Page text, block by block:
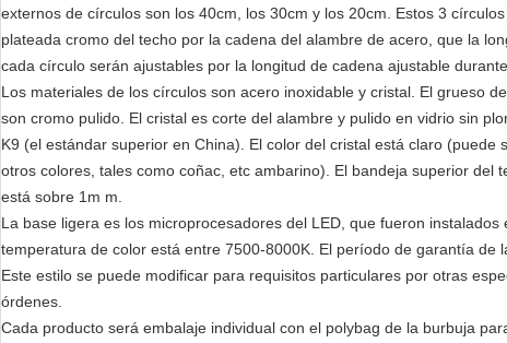
externos de círculos son los 40cm, los 30cm y los 20cm. Estos 3
plateada cromo del techo por la cadena del alambre de acero, que la
cada círculo serán ajustables por la longitud de cadena ajustable
Los materiales de los círculos son acero inoxidable y cristal. El grueso
son cromo pulido. El cristal es corte del alambre y pulido en vidrio sin
K9 (el estándar superior en China). El color del cristal está claro (puede
otros colores, tales como coñac, etc ambarino). El bandeja superior del
está sobre 1m m.
La base ligera es los microprocesadores del LED, que fueron
temperatura de color está entre 7500-8000K. El período de garantía de
Este estilo se puede modificar para requisitos particulares por otras
órdenes.
Cada producto será embalaje individual con el polybag de la burbuja